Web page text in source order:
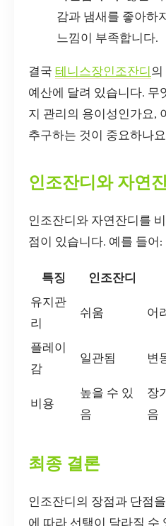
감과 냄새를 좋아하
느낌이 부족합니다.
결국 테니스장인조잔디 의
예산에 달려 있습니다. 무
지 관리의 용이성인가요,
추구하는 것이 중요하나
인조잔디와 자연
인조잔디와 자연잔디를
점이 있습니다. 예를 들어:
특징 인조잔디
유지관
리
쉬움 어
플레이
감
일관됨 변
비용
높을 수 있
음
장
음
최종 결론
인조잔디의 장점과 단점
에 따라 선택이 달라질 수